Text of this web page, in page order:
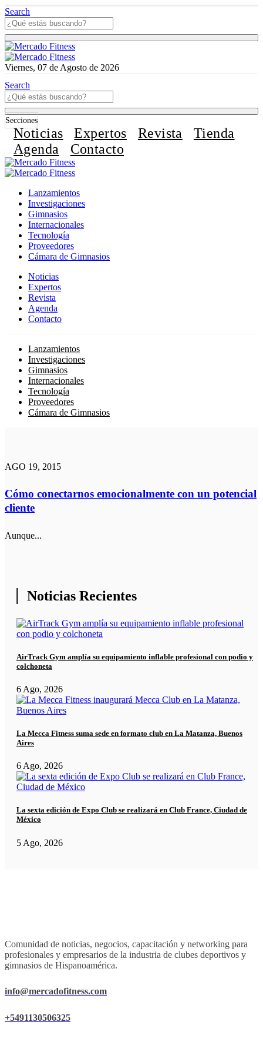
Search
Viernes, 07 de Agosto de 2026
Search
Secciones
Noticias Expertos Revista
Tienda
Agenda
Contacto
Lanzamientos
Investigaciones
Gimnasios
Internacionales
Tecnología
Proveedores
Cámara de Gimnasios
Noticias
Expertos
Revista
Agenda
Contacto
Lanzamientos
Investigaciones
Gimnasios
Internacionales
Tecnología
Proveedores
Cámara de Gimnasios
AGO 19, 2015
Cómo conectarnos emocionalmente con un potencial
cliente
Aunque...
Noticias Recientes
AirTrack Gym amplía su equipamiento inflable profesional con podio y
colchoneta
6 Ago, 2026
La Mecca Fitness suma sede en formato club en La Matanza, Buenos
Aires
6 Ago, 2026
La sexta edición de Expo Club se realizará en Club France, Ciudad de
México
5 Ago, 2026
Comunidad de noticias, negocios, capacitación y networking para
profesionales y empresarios de la industria de clubes deportivos y
gimnasios de Hispanoamérica.
info@mercadofitness.com
+5491130506325